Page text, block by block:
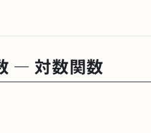
— 対数関数